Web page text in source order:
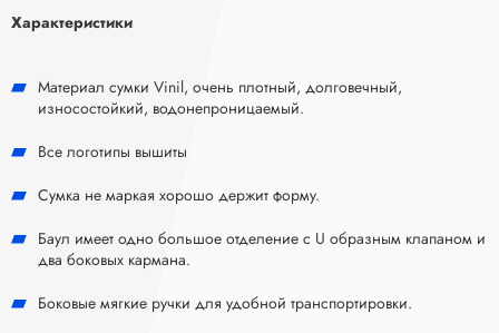
Характеристики
Материал сумки Vinil, очень плотный, долговечный,
износостойкий, водонепроницаемый.
Все логотипы вышиты
Сумка не маркая хорошо держит форму.
Баул имеет одно большое отделение с U образным клапаном и
два боковых кармана.
Боковые мягкие ручки для удобной транспортировки.